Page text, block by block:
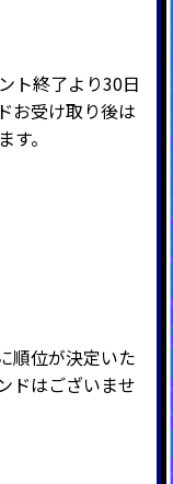
ト終了より30日
お受け取り後は
。
順位が決定いた
ドはございませ